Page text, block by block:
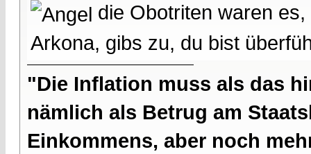
die Obotriten waren
Arkona, gibs zu, du bist
"Die Inflation muss als das
nämlich als Betrug am
Einkommens, aber noch